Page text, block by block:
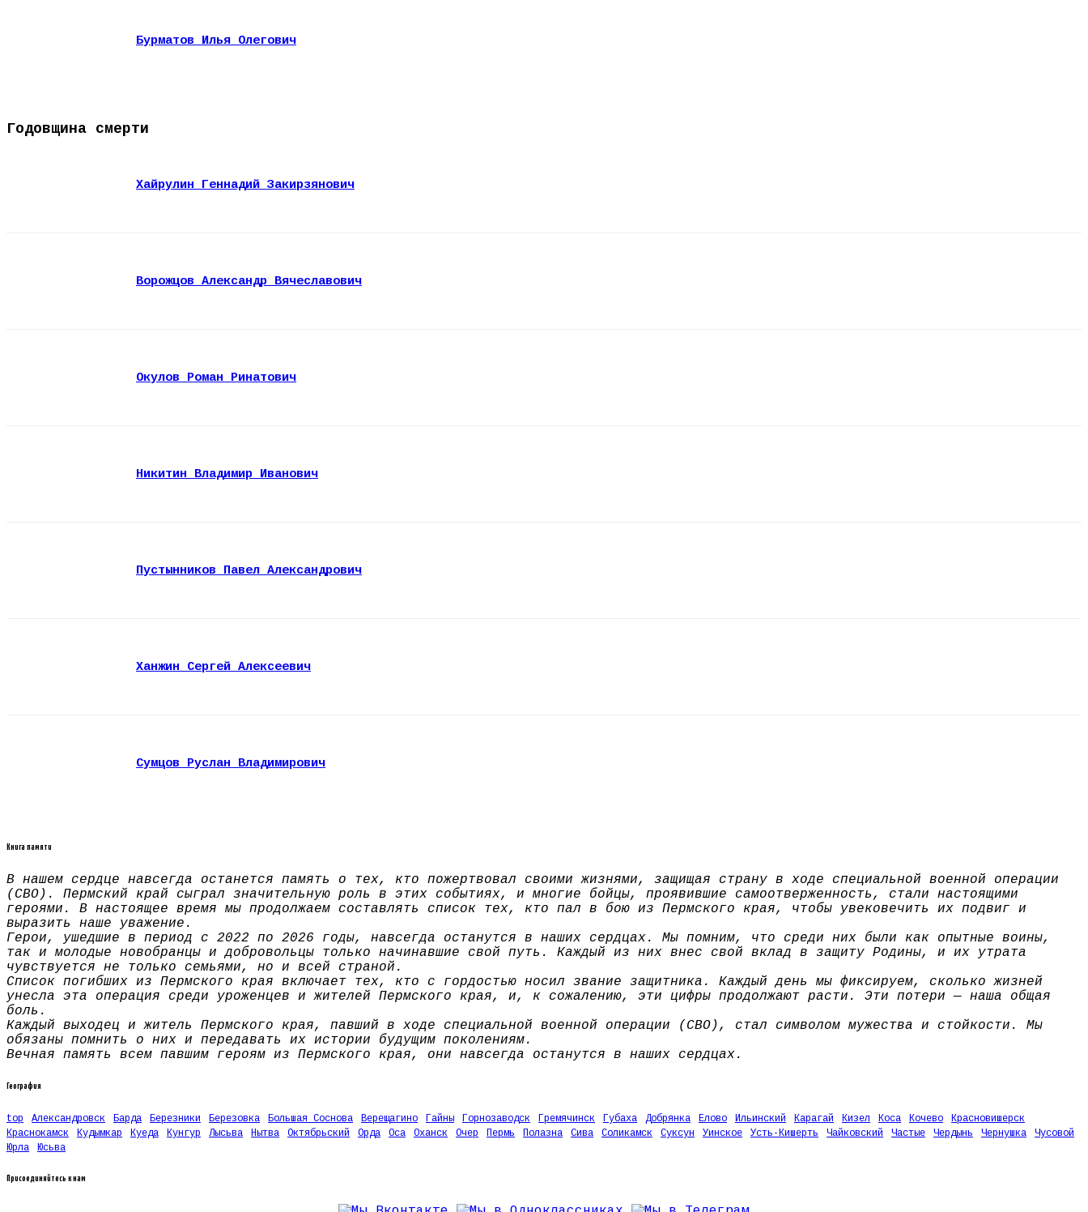
Бурматов Илья Олегович
Годовщина смерти
Хайрулин Геннадий Закирзянович
Ворожцов Александр Вячеславович
Окулов Роман Ринатович
Никитин Владимир Иванович
Пустынников Павел Александрович
Ханжин Сергей Алексеевич
Сумцов Руслан Владимирович
Книга памяти
В нашем сердце навсегда останется память о тех, кто пожертвовал своими жизнями, защищая страну в ходе специальной военной операции
(СВО). Пермский край сыграл значительную роль в этих событиях, и многие бойцы, проявившие самоотверженность, стали настоящими
героями. В настоящее время мы продолжаем составлять список тех, кто пал в бою из Пермского края, чтобы увековечить их подвиг и
выразить наше уважение.
Герои, ушедшие в период с 2022 по 2026 годы, навсегда останутся в наших сердцах. Мы помним, что среди них были как опытные воины,
так и молодые новобранцы и добровольцы только начинавшие свой путь. Каждый из них внес свой вклад в защиту Родины, и их утрата
чувствуется не только семьями, но и всей страной.
Список погибших из Пермского края включает тех, кто с гордостью носил звание защитника. Каждый день мы фиксируем, сколько жизней
унесла эта операция среди уроженцев и жителей Пермского края, и, к сожалению, эти цифры продолжают расти. Эти потери — наша общая
боль.
Каждый выходец и житель Пермского края, павший в ходе специальной военной операции (СВО), стал символом мужества и стойкости. Мы
обязаны помнить о них и передавать их истории будущим поколениям.
Вечная память всем павшим героям из Пермского края, они навсегда останутся в наших сердцах.
География
top Александровск Барда Березники Березовка Большая Соснова Верещагино Гайны Горнозаводск Гремячинск Губаха Добрянка Елово Ильинский Карагай Кизел Коса Кочево
Красновишерск
Краснокамск
Кудымкар Куеда Кунгур Лысьва Нытва Октябрьский Орда Оса Оханск Очер Пермь Полазна Сива Соликамск Суксун Уинское Усть-Кишерть Чайковский Частые Чердынь Чернушка
Чусовой
Юрла
Юсьва
Присоединяйтесь к нам